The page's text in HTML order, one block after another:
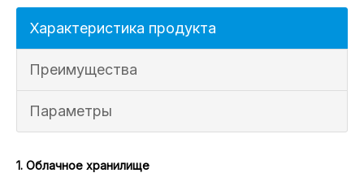
Характеристика продукта
Преимущества
Параметры
1. Облачное хранилище